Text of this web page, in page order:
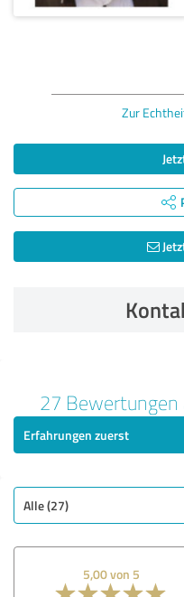
Zur
5,00 von 5
Qualität
Nutzen
Durchführung
27 Bewertungen
Erfahrungen zuerst
Alle (27)
5,00 von 5